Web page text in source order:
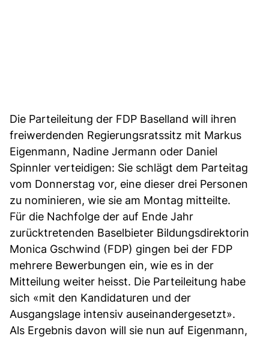
Die Parteileitung der FDP Baselland will ihren
freiwerdenden Regierungsratssitz mit Markus
Eigenmann, Nadine Jermann oder Daniel
Spinnler verteidigen: Sie schlägt dem Parteitag
vom Donnerstag vor, eine dieser drei Personen
zu nominieren, wie sie am Montag mitteilte.
Für die Nachfolge der auf Ende Jahr
zurücktretenden Baselbieter Bildungsdirektorin
Monica Gschwind (FDP) gingen bei der FDP
mehrere Bewerbungen ein, wie es in der
Mitteilung weiter heisst. Die Parteileitung habe
sich «mit den Kandidaturen und der
Ausgangslage intensiv auseinandergesetzt».
Als Ergebnis davon will sie nun auf Eigenmann,